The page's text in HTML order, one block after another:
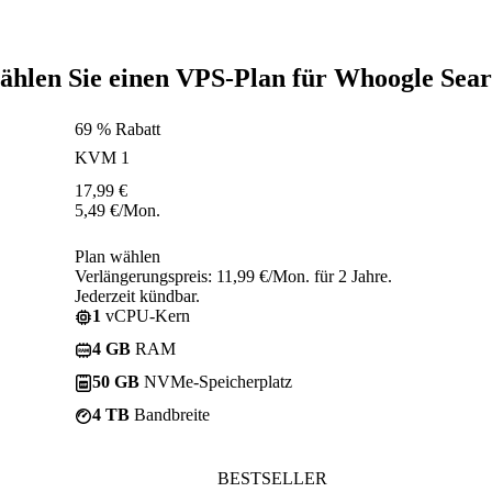
Sie einen VPS-Plan für Whoogle
69 % Rabatt
KVM 1
17,99 €
5,49 €/Mon.
Plan wählen
Verlängerungspreis: 11,99 €/Mon. für 2 Jahre.
Jederzeit kündbar.
1 vCPU-Kern
4 GB RAM
50 GB NVMe-Speicherplatz
4 TB Bandbreite
BESTSELLER